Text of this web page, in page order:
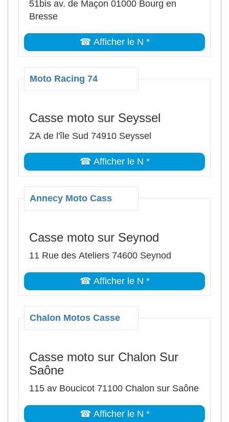
51bis av. de Maçon 01000 Bourg en
Bresse
☎ Afficher le N *
Moto Racing 74
Casse moto sur Seyssel
ZA de l'île Sud 74910 Seyssel
☎ Afficher le N *
Annecy Moto Cass
Casse moto sur Seynod
11 Rue des Ateliers 74600 Seynod
☎ Afficher le N *
Chalon Motos Casse
Casse moto sur Chalon Sur
Saône
115 av Boucicot 71100 Chalon sur Saône
☎ Afficher le N *